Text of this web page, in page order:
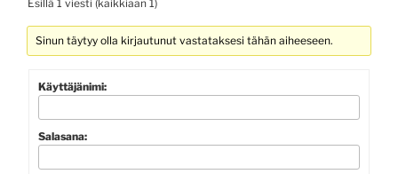
Esillä 1 viesti (kaikkiaan 1)
Sinun täytyy olla kirjautunut vastataksesi tähän aiheeseen.
Käyttäjänimi:
Salasana: